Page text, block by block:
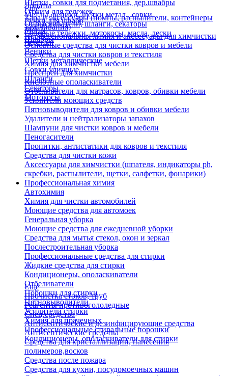
Щетки, совки для подметания, дер.швабры
Отжим для тележек
Ручки для швабр
Мопы
Швабры
Лопаты
Метлы, веники, щетки метал., совки
Опрыскиватели, шланги, секаторы
Садовые тележки, мотокосы, масла, лески
Черенки
Веники
Щетки металлические
Совки уличные
Шланги
Секаторы
Мотокосы
Еще
Тара и аксессуары (помпы, распылители, контейнеры
замачивания)
Профессиональная химия и акссесуары для химчистки
Основные средства для чистки ковров и мебели
Средства для чистки ковров и текстиля
Химия для химчистки мебели
Преспреи для химчистки
Кислотные ополаскиватели
Отбеливатели для матрасов, ковров, обивки мебели
Усилители моющих средств
Пятновыводители для ковров и обивки мебели
Удалители и нейтрализаторы запахов
Шампуни для чистки ковров и мебели
Пеногасители
Пропитки, антистатики для ковров и текстиля
Средства для чистки кожи
Аксессуары для химчистки (шпателя, индикаторы ph,
скребки, распылители, щетки, салфетки, фонарики)
Профессиональная химия
Автохимия
Химия для чистки автомобилей
Моющие средства для автомоек
Генеральная уборка
Моющие средства для ежедневной уборки
Средства для мытья стекол, окон и зеркал
Послестроительная уборка
Профессиональные средства для стирки
Жидкие средства для стирки
Кондиционеры, ополаскиватели
Отбеливатели
Порошки для стирки
Пятновыводители
Усилители стирки
Химия для прачечных
Профессиональные стиральные порошки
Кондиционеры, ополаскиватели для стирки
Еще
Прочистка стоков, труб
Реагенты противогололедные
Спец.средства
Антисептические и дезинфицирующие средства
Антисептические средства
Средства для кристаллизации, нанесения
полимеров,восков
Средства после пожара
Средства для кухни, посудомоечных машин